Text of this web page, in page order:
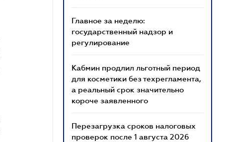
Главное за неделю:
государственный надзор и
регулирование
Кабмин продлил льготный период
для косметики без техрегламента,
а реальный срок значительно
короче заявленного
Перезагрузка сроков налоговых
проверок после 1 августа 2026